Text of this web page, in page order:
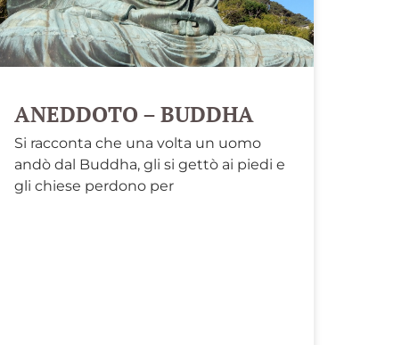
ANEDDOTO – BUDDHA
Si racconta che una volta un uomo
andò dal Buddha, gli si gettò ai piedi e
gli chiese perdono per